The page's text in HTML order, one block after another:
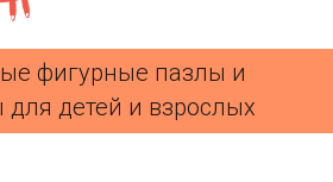
фигурные пазлы и
для детей и взрослых